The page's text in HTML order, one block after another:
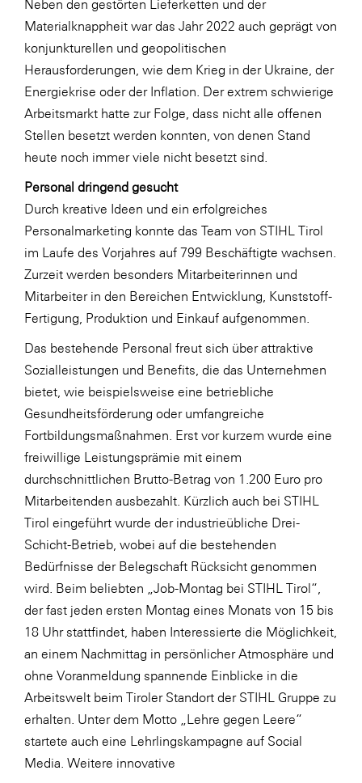
Neben den gestörten Lieferketten und der
Materialknappheit war das Jahr 2022 auch geprägt von
konjunkturellen und geopolitischen
Herausforderungen, wie dem Krieg in der Ukraine, der
Energiekrise oder der Inflation. Der extrem schwierige
Arbeitsmarkt hatte zur Folge, dass nicht alle offenen
Stellen besetzt werden konnten, von denen Stand
heute noch immer viele nicht besetzt sind.
Personal dringend gesucht
Durch kreative Ideen und ein erfolgreiches
Personalmarketing konnte das Team von STIHL Tirol
im Laufe des Vorjahres auf 799 Beschäftigte wachsen.
Zurzeit werden besonders Mitarbeiterinnen und
Mitarbeiter in den Bereichen Entwicklung, Kunststoff-
Fertigung, Produktion und Einkauf aufgenommen.
Das bestehende Personal freut sich über attraktive
Sozialleistungen und Benefits, die das Unternehmen
bietet, wie beispielsweise eine betriebliche
Gesundheitsförderung oder umfangreiche
Fortbildungsmaßnahmen. Erst vor kurzem wurde eine
freiwillige Leistungsprämie mit einem
durchschnittlichen Brutto-Betrag von 1.200 Euro pro
Mitarbeitenden ausbezahlt. Kürzlich auch bei STIHL
Tirol eingeführt wurde der industrieübliche Drei-
Schicht-Betrieb, wobei auf die bestehenden
Bedürfnisse der Belegschaft Rücksicht genommen
wird. Beim beliebten „Job-Montag bei STIHL Tirol“,
der fast jeden ersten Montag eines Monats von 15 bis
18 Uhr stattfindet, haben Interessierte die Möglichkeit,
an einem Nachmittag in persönlicher Atmosphäre und
ohne Voranmeldung spannende Einblicke in die
Arbeitswelt beim Tiroler Standort der STIHL Gruppe zu
erhalten. Unter dem Motto „Lehre gegen Leere“
startete auch eine Lehrlingskampagne auf Social
Media. Weitere innovative